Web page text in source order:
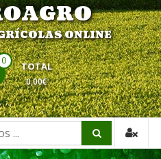
ONLINE
0 TOTAL
0,00€